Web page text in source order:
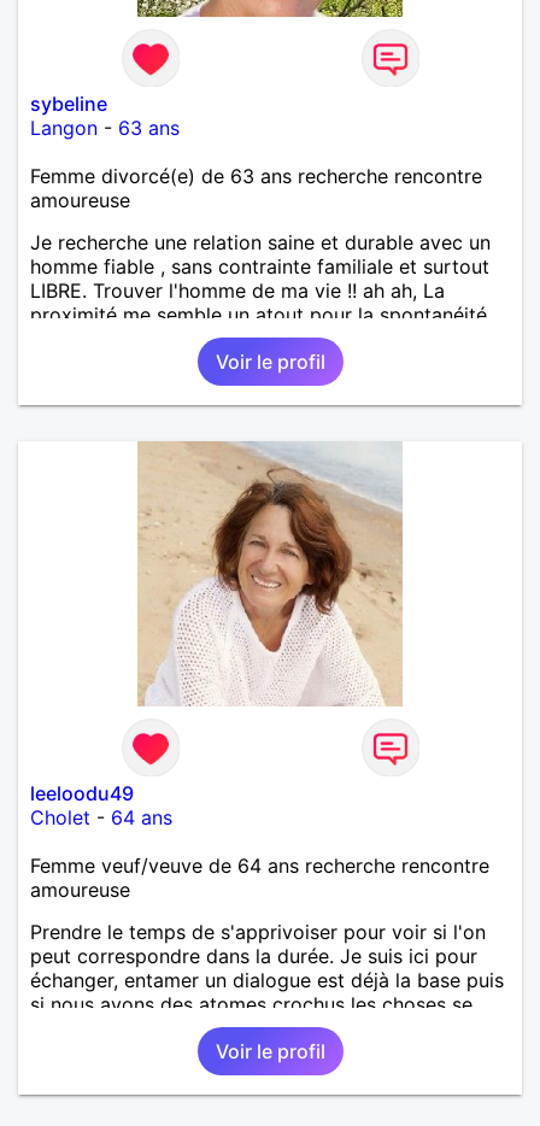
sybeline
Langon - 63 ans
Femme divorcé(e) de 63 ans recherche rencontre
amoureuse
Je recherche une relation saine et durable avec un
homme fiable , sans contrainte familiale et surtout
LIBRE. Trouver l'homme de ma vie !! ah ah, La
proximité me semble un atout pour la spontanéité
de la relation !! A bon entendeur !
Voir le profil
leeloodu49
Cholet - 64 ans
Femme veuf/veuve de 64 ans recherche rencontre
amoureuse
Prendre le temps de s'apprivoiser pour voir si l'on
peut correspondre dans la durée. Je suis ici pour
échanger, entamer un dialogue est déjà la base puis
si nous avons des atomes crochus les choses se
mettrons en place petit à petit normalement.
Voir le profil